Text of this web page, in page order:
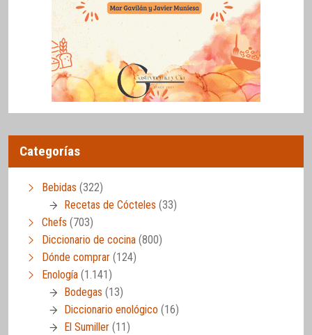
Categorías
Bebidas (322)
Recetas de Cócteles (33)
Chefs (703)
Diccionario de cocina (800)
Dónde comprar (124)
Enología (1.141)
Bodegas (13)
Diccionario enológico (16)
El Sumiller (11)